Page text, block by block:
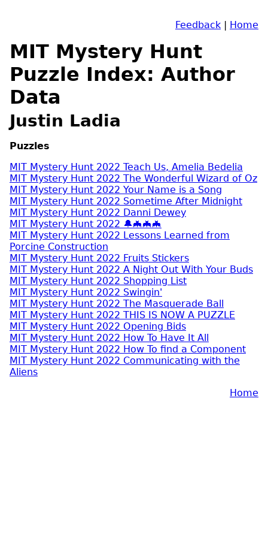
Feedback | Home
MIT Mystery Hunt
Puzzle Index: Author
Data
Justin Ladia
Puzzles
MIT Mystery Hunt 2022 Teach Us, Amelia Bedelia
MIT Mystery Hunt 2022 The Wonderful Wizard of Oz
MIT Mystery Hunt 2022 Your Name is a Song
MIT Mystery Hunt 2022 Sometime After Midnight
MIT Mystery Hunt 2022 Danni Dewey
MIT Mystery Hunt 2022 🔔🦇🦇🦇
MIT Mystery Hunt 2022 Lessons Learned from
Porcine Construction
MIT Mystery Hunt 2022 Fruits Stickers
MIT Mystery Hunt 2022 A Night Out With Your Buds
MIT Mystery Hunt 2022 Shopping List
MIT Mystery Hunt 2022 Swingin'
MIT Mystery Hunt 2022 The Masquerade Ball
MIT Mystery Hunt 2022 THIS IS NOW A PUZZLE
MIT Mystery Hunt 2022 Opening Bids
MIT Mystery Hunt 2022 How To Have It All
MIT Mystery Hunt 2022 How To find a Component
MIT Mystery Hunt 2022 Communicating with the
Aliens
Home